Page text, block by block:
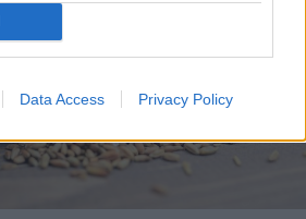
Data Access Privacy Policy